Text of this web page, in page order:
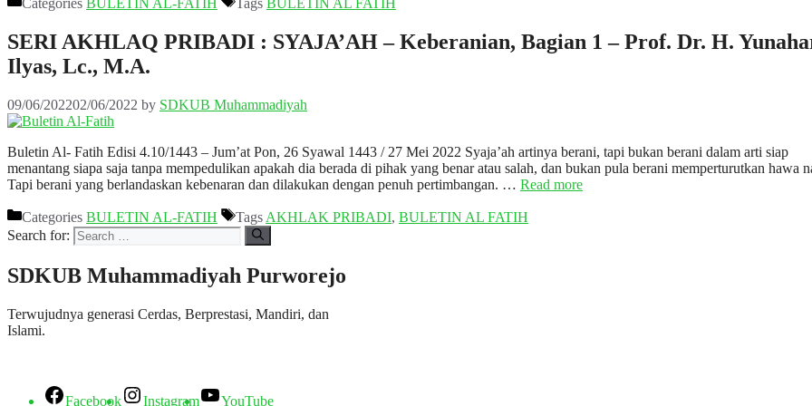
SERI AKHLAQ PRIBADI : SYAJA’AH – Keberanian, Bagian 1 – Prof. Dr. H.
Ilyas, Lc., M.A.
09/06/202202/06/2022 by SDKUB Muhammadiyah
Buletin Al- Fatih Edisi 4.10/1443 – Jum’at Pon, 26 Syawal 1443 / 27 Mei 2022 Syaja’ah artinya berani, tapi bukan berani dalam arti siap
menantang siapa saja tanpa mempedulikan apakah dia berada di pihak yang benar atau salah, dan bukan pula berani memperturutkan hawa
Tapi berani yang berlandaskan kebenaran dan dilakukan dengan penuh pertimbangan. … Read more
Categories BULETIN AL-FATIH Tags AKHLAK PRIBADI, BULETIN AL FATIH
Search for:
SDKUB Muhammadiyah Purworejo
Terwujudnya generasi Cerdas, Berprestasi, Mandiri, dan
Islami.
Facebook Instagram YouTube